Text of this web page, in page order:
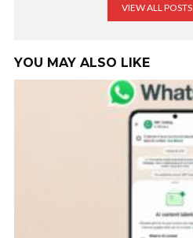
VIEW ALL POSTS
YOU MAY ALSO LIKE